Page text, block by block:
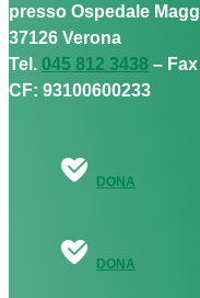
presso Ospedale
37126 Verona
Tel. 045 812 3438 –
CF: 93100600233
DONA
DONA